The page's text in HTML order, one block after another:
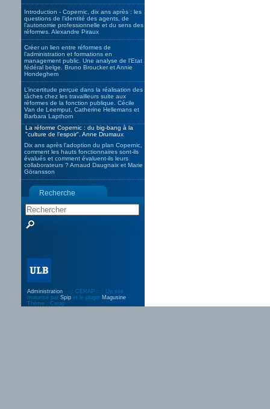
Introduction - Copernic, dix ans après : les
questions de l’identité des agents, de
l’autonomie professionnelle et du sens des
réformes. Alexandre Piraux
Créer un lien entre réformes de
l’administration et formations en
management public. Une analyse de l’Etat
fédéral belge. Bruno Broucker et Annie
Hondeghem
L’incertitude perçue dans la réalisation des
tâches chez les travailleurs suite aux
réformes de la fonction publique. Cécile
Van de Leemput, Catherine Hellemans et
Barbara Lapthorn
La réforme Copernic : du big-bang à la
"culture de l’espoir". Anne Drumaux
Dix ans après l’adoption du plan Copernic,
comment les hauts fonctionnaires sont-ils
évalués et comment évaluent-ils leurs
collaborateurs ? Arnaud Daugnaix et Marie
Göransson
Recherche
Administration - . : CERAP :. : Un site
motorisé par Spip et le plugin Magusine -
Thème : Cerap